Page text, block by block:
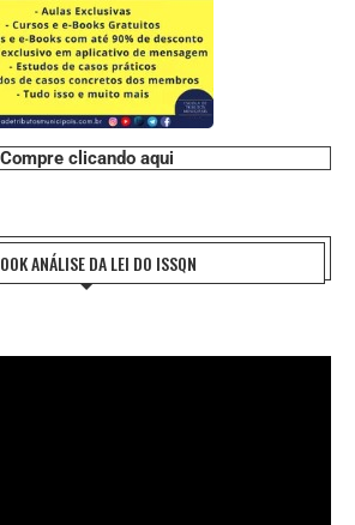
Compre clicando aqui
ANÁLISE DA LEI DO ISSQN